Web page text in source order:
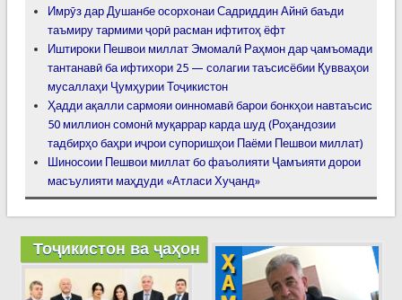
Имрӯз дар Душанбе осорхонаи Садриддин Айнӣ баъди
таъмиру тармими ҷорӣ расман ифтитоҳ ёфт
Иштироки Пешвои миллат Эмомалӣ Раҳмон дар ҷамъомади
тантанавӣ ба ифтихори 25 — солагии таъсисёбии Қувваҳои
мусаллаҳи Ҷумҳурии Тоҷикистон
Ҳадди ақалли сармояи оинномавӣ барои бонкҳои навтаъсис
50 миллион сомонӣ муқаррар карда шуд (Роҳандозии
тадбирҳо баҳри иҷрои супоришҳои Паёми Пешвои миллат)
Шиносоии Пешвои миллат бо фаъолияти Ҷамъияти дорои
масъулияти маҳдуди «Атласи Хуҷанд»
Тоҷикистон ва ҷаҳон